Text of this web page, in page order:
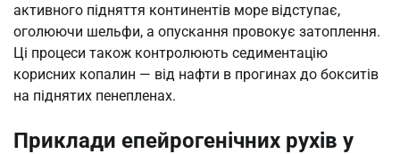
активного підняття континентів море відступає,
оголюючи шельфи, а опускання провокує затоплення.
Ці процеси також контролюють седиментацію
корисних копалин — від нафти в прогинах до бокситів
на піднятих пенепленах.
Приклади епейрогенічних рухів у